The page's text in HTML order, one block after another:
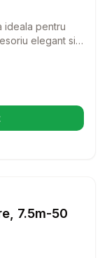
ideala pentru
elegant si
patrupedul
într-o filă nouă)
Lese si Zgarzi
7.5m-50